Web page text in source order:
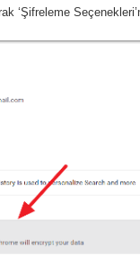
‘Şifreleme